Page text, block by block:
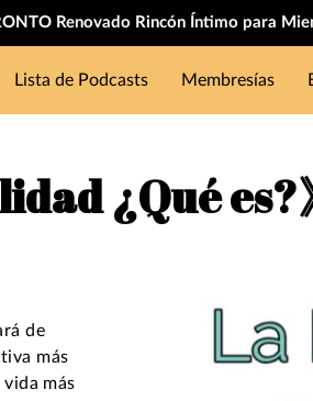
Renovado Rincón Íntimo para
Lista de Podcasts Membresías
¿Qué
de
más
más